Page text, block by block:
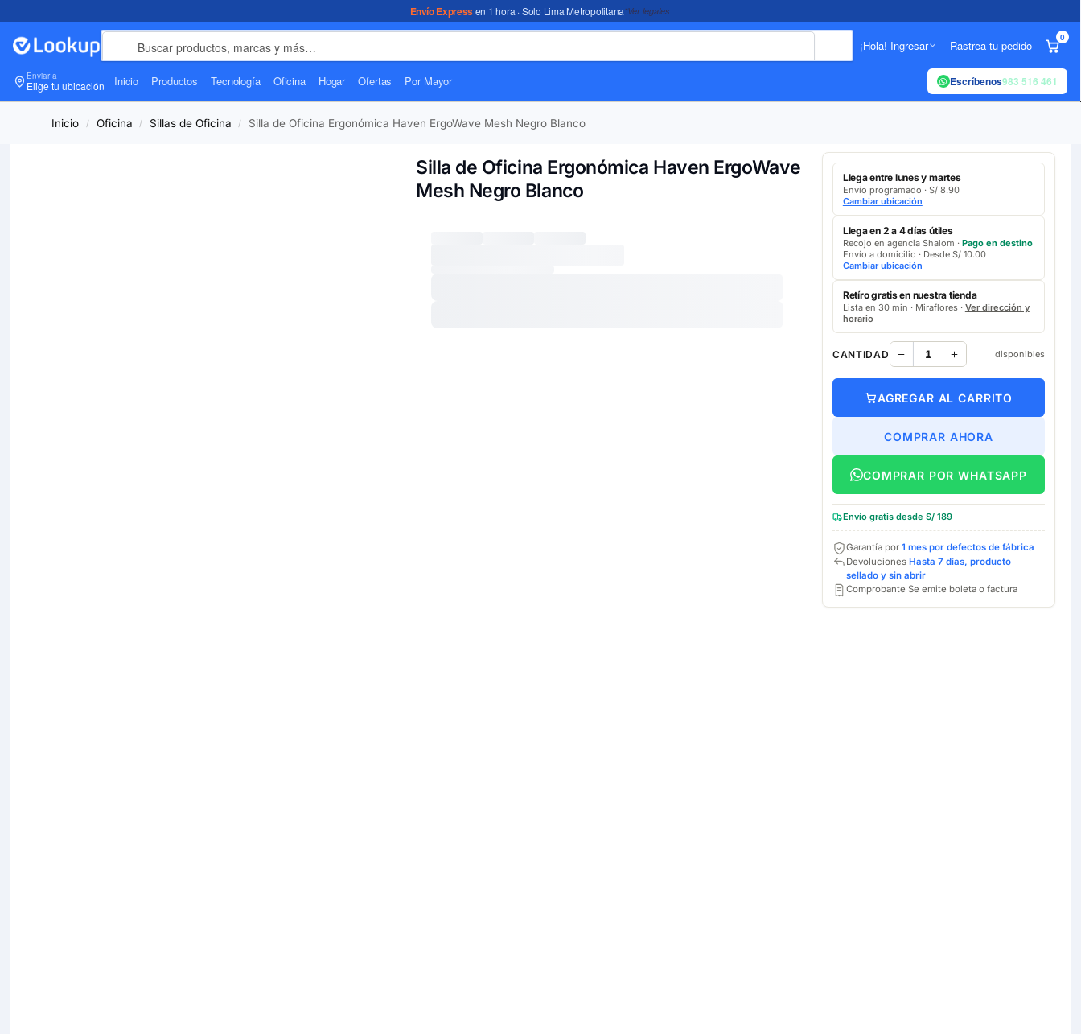
Envío Expressen 1 hora · Solo Lima Metropolitana*Ver legales
¡Hola! Ingresar Rastrea tu pedido
0
Enviar a
Elige tu ubicación Inicio Productos Tecnología Oficina Hogar Ofertas Por Mayor Escríbenos983 516 461
Inicio / Oficina / Sillas de Oficina / Silla de Oficina Ergonómica Haven ErgoWave Mesh Negro Blanco
Silla de Oficina Ergonómica Haven ErgoWave
Mesh Negro Blanco
Llega entre lunes y martes
Envío programado · S/ 8.90
Cambiar ubicación
Llega en 2 a 4 días útiles
Recojo en agencia Shalom · Pago en destino
Envío a domicilio · Desde S/ 10.00
Cambiar ubicación
Retíro gratis en nuestra tienda
Lista en 30 min · Miraflores · Ver dirección y
horario
CANTIDAD disponibles
AGREGAR AL CARRITO
COMPRAR AHORA
COMPRAR POR WHATSAPP
Envío gratis desde S/ 189
Garantía por 1 mes por defectos de fábrica
Devoluciones Hasta 7 días, producto
sellado y sin abrir
Comprobante Se emite boleta o factura